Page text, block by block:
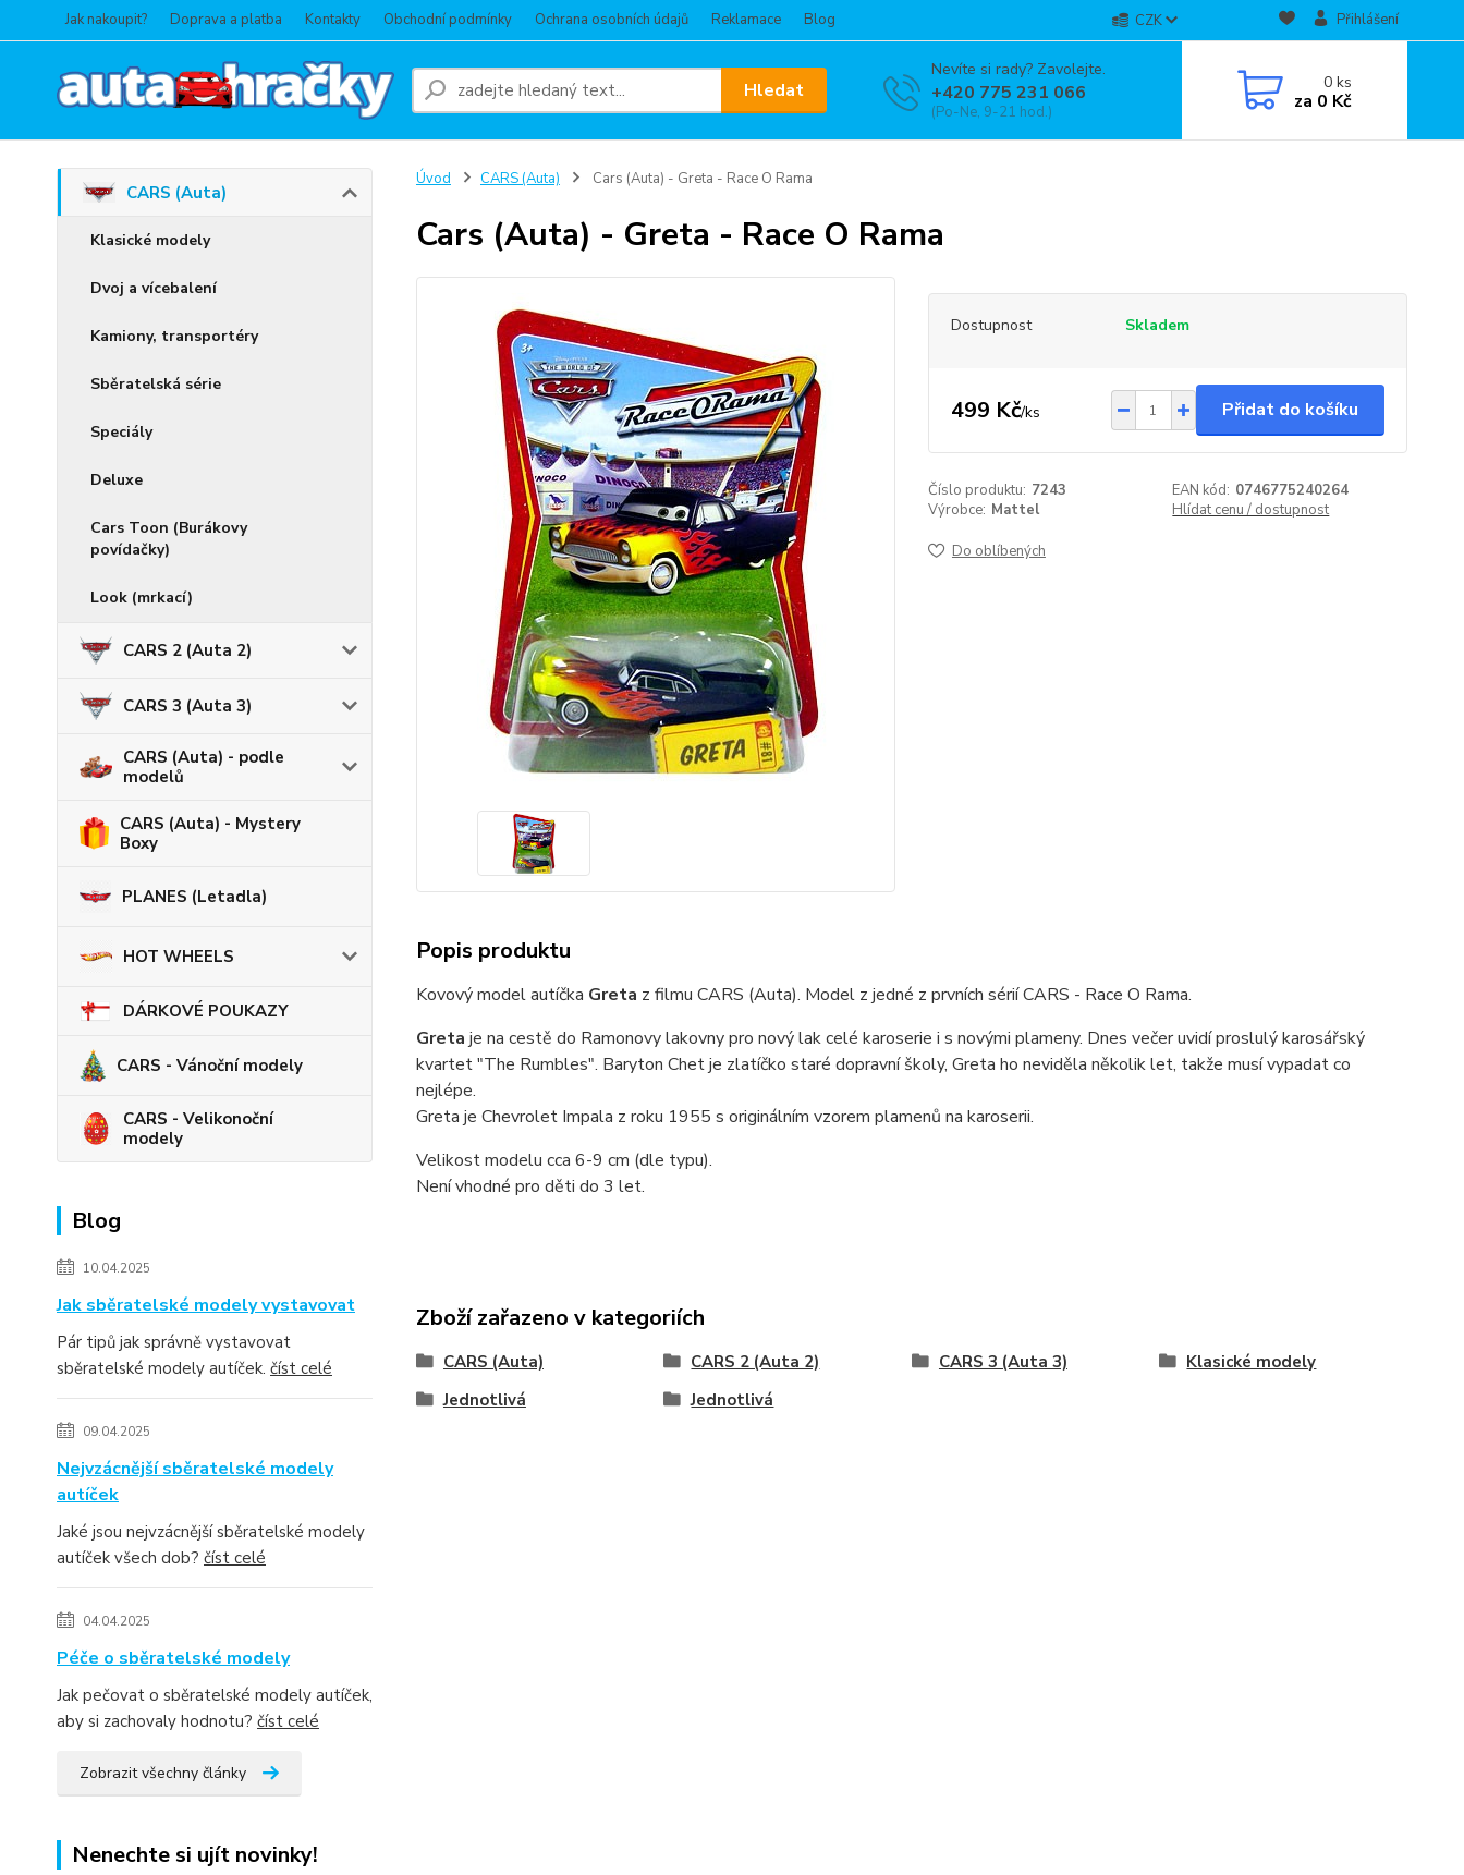
Jak nakoupit? Doprava a platba Kontakty Obchodní podmínky Ochrana osobních údajů Reklamace Blog CZK Přihlášení
Hledat
Nevíte si rady? Zavolejte.
+420 775 231 066
(Po-Ne, 9-21 hod.)
0ks
za 0 Kč
CARS (Auta)
Klasické modely
Dvoj a vícebalení
Kamiony, transportéry
Sběratelská série
Speciály
Deluxe
Cars Toon (Burákovy
povídačky)
Look (mrkací)
CARS 2 (Auta 2)
CARS 3 (Auta 3)
CARS (Auta) - podle
modelů
CARS (Auta) - Mystery
Boxy
PLANES (Letadla)
HOT WHEELS
DÁRKOVÉ POUKAZY
CARS - Vánoční modely
CARS - Velikonoční
modely
Blog
10.04.2025
Jak sběratelské modely vystavovat
Pár tipů jak správně vystavovat
sběratelské modely autíček. číst celé
09.04.2025
Nejvzácnější sběratelské modely
autíček
Jaké jsou nejvzácnější sběratelské modely
autíček všech dob? číst celé
04.04.2025
Péče o sběratelské modely
Jak pečovat o sběratelské modely autíček,
aby si zachovaly hodnotu? číst celé
Zobrazit všechny články
Nenechte si ujít novinky!
Úvod CARS (Auta) Cars (Auta) - Greta - Race O Rama
Cars (Auta) - Greta - Race O Rama
Dostupnost Skladem
499 Kč/ks Přidat do košíku
Číslo produktu: 7243 EAN kód: 0746775240264
Výrobce: Mattel Hlídat cenu / dostupnost
Do oblíbených
Popis produktu
Kovový model autíčka Greta z filmu CARS (Auta). Model z jedné z prvních sérií CARS - Race O Rama.
Greta je na cestě do Ramonovy lakovny pro nový lak celé karoserie i s novými plameny. Dnes večer uvidí proslulý karosářský
kvartet "The Rumbles". Baryton Chet je zlatíčko staré dopravní školy, Greta ho neviděla několik let, takže musí vypadat co
nejlépe.
Greta je Chevrolet Impala z roku 1955 s originálním vzorem plamenů na karoserii.
Velikost modelu cca 6-9 cm (dle typu).
Není vhodné pro děti do 3 let.
Zboží zařazeno v kategoriích
CARS (Auta) CARS 2 (Auta 2) CARS 3 (Auta 3)
Klasické modely
Jednotlivá
Jednotlivá